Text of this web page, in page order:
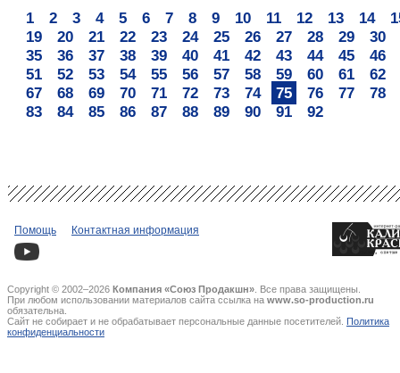
1 2 3 4 5 6 7 8 9 10 11 12 13 14
19
20 21 22 23 24 25 26 27 28 29
30
35
36 37 38 39 40 41 42 43 44 45
46
51
52 53 54 55 56 57 58 59 60 61
62
67
68 69 70 71 72 73 74 75 76 77
78
83
84 85 86 87 88 89 90 91 92
Помощь Контактная информация
Copyright © 2002–2026 Компания «Союз Продакшн» . Все права защищены.
При любом использовании материалов сайта ссылка на www.so-production.ru
обязательна.
Сайт не собирает и не обрабатывает персональные данные посетителей. Политика
конфиденциальности